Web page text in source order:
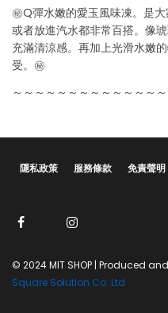
㊙️Q彈水嫩的愛玉風味凍。是
或者放進汽水都非常百搭。像
充滿清涼感。再加上光滑水嫩
受。㊙️
～～～～～～～～～～～～～
隱私政策 服務條款 免責聲明
© 2024 MIT SHOP | Produced
Square Solution Co. Ltd